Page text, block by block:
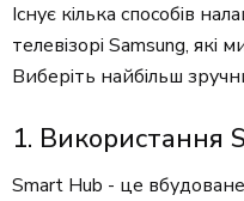
Існує кілька способів
телевізорі Samsung,
Виберіть найбільш
1. Використання
Smart Hub - це